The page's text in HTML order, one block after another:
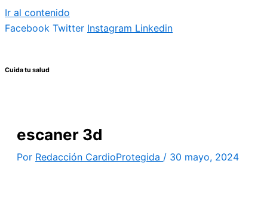
Ir al contenido
Facebook Twitter Instagram Linkedin
Cuida tu salud
escaner 3d
Por Redacción CardioProtegida / 30 mayo, 2024